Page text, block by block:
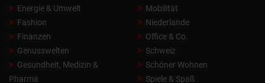
Energie & Umwelt
Fashion
Finanzen
Genusswelten
Gesundheit, Medizin &
Pharma
Mobilität
Niederlande
Office & Co.
Schweiz
Schöner Wohnen
Spiele & Spaß